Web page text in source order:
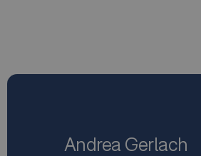
Andrea Gerlach